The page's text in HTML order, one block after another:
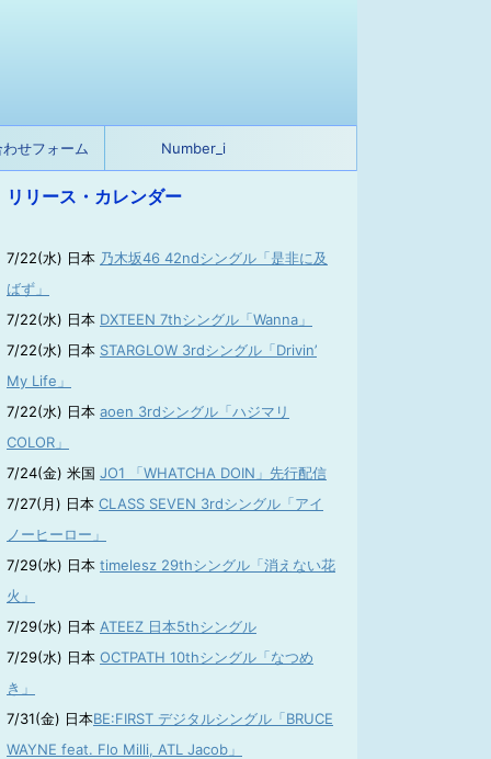
せフォーム Number_i
リリース・カレンダー
7/22(水) 日本 乃木坂46 42ndシングル「是非に及
ばず」
7/22(水) 日本 DXTEEN 7thシングル「Wanna」
7/22(水) 日本 STARGLOW 3rdシングル「Drivin’
My Life」
7/22(水) 日本 aoen 3rdシングル「ハジマリ
COLOR」
7/24(金) 米国 JO1 「WHATCHA DOIN」先行配信
7/27(月) 日本 CLASS SEVEN 3rdシングル「アイ
ノーヒーロー」
7/29(水) 日本 timelesz 29thシングル「消えない花
火」
7/29(水) 日本 ATEEZ 日本5thシングル
7/29(水) 日本 OCTPATH 10thシングル「なつめ
き」
7/31(金) 日本BE:FIRST デジタルシングル「BRUCE
WAYNE feat. Flo Milli, ATL Jacob」